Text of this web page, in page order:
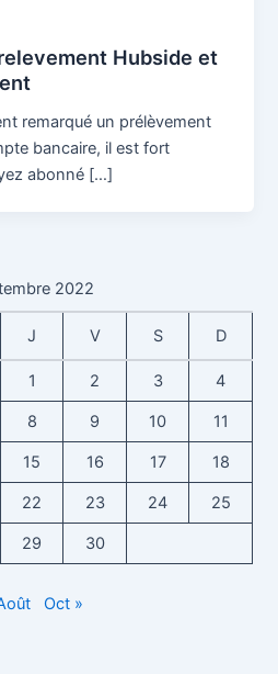
Hubside et
remarqué un prélèvement
bancaire, il est fort
abonné […]
2022
J V S D
1 2 3 4
8 9 10 11
15 16 17 18
22 23 24 25
29 30
Oct »